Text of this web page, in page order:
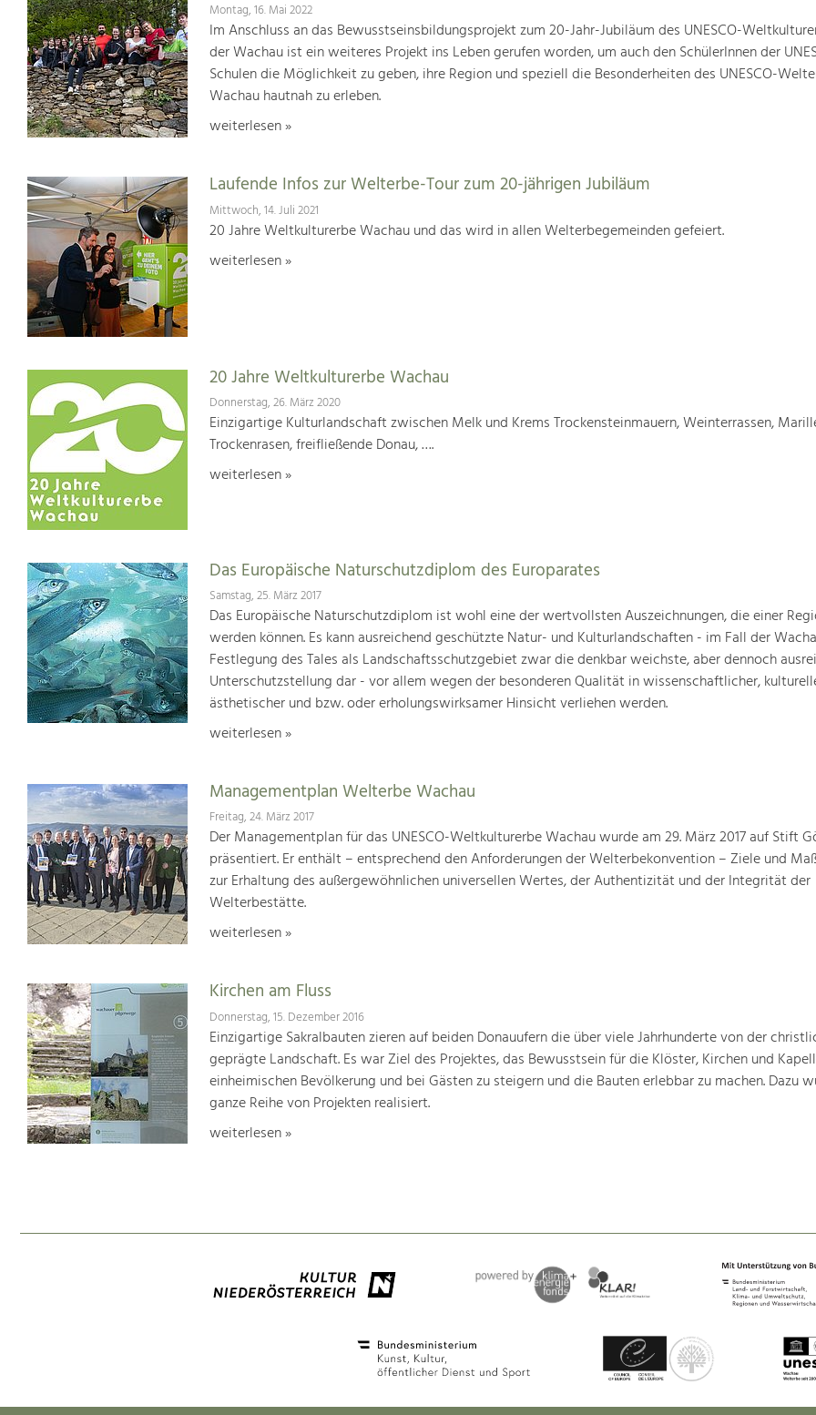
Montag, 16. Mai 2022
Im Anschluss an das Bewusstseinsbildungsprojekt zum 20-Jahr-Jubiläum des UNESCO-
der Wachau ist ein weiteres Projekt ins Leben gerufen worden, um auch den SchülerInnen der
Schulen die Möglichkeit zu geben, ihre Region und speziell die Besonderheiten des UNESCO-
Wachau hautnah zu erleben.
weiterlesen »
Laufende Infos zur Welterbe-Tour zum 20-jährigen Jubiläum
Mittwoch, 14. Juli 2021
20 Jahre Weltkulturerbe Wachau und das wird in allen Welterbegemeinden gefeiert.
weiterlesen »
20 Jahre Weltkulturerbe Wachau
Donnerstag, 26. März 2020
Einzigartige Kulturlandschaft zwischen Melk und Krems Trockensteinmauern, Weinterrassen,
Trockenrasen, freifließende Donau, ….
weiterlesen »
Das Europäische Naturschutzdiplom des Europarates
Samstag, 25. März 2017
Das Europäische Naturschutzdiplom ist wohl eine der wertvollsten Auszeichnungen, die einer
werden können. Es kann ausreichend geschützte Natur- und Kulturlandschaften - im Fall der
Festlegung des Tales als Landschaftsschutzgebiet zwar die denkbar weichste, aber dennoch
Unterschutzstellung dar - vor allem wegen der besonderen Qualität in wissenschaftlicher,
ästhetischer und bzw. oder erholungswirksamer Hinsicht verliehen werden.
weiterlesen »
Managementplan Welterbe Wachau
Freitag, 24. März 2017
Der Managementplan für das UNESCO-Weltkulturerbe Wachau wurde am 29. März 2017 auf Stift
präsentiert. Er enthält – entsprechend den Anforderungen der Welterbekonvention – Ziele und
zur Erhaltung des außergewöhnlichen universellen Wertes, der Authentizität und der Integrität der
Welterbestätte.
weiterlesen »
Kirchen am Fluss
Donnerstag, 15. Dezember 2016
Einzigartige Sakralbauten zieren auf beiden Donauufern die über viele Jahrhunderte von der
geprägte Landschaft. Es war Ziel des Projektes, das Bewusstsein für die Klöster, Kirchen und
einheimischen Bevölkerung und bei Gästen zu steigern und die Bauten erlebbar zu machen. Dazu
ganze Reihe von Projekten realisiert.
weiterlesen »